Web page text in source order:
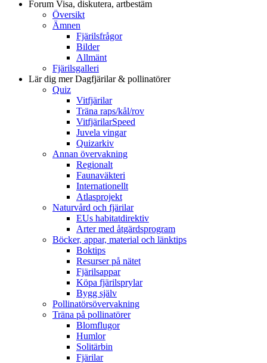
Forum Visa, diskutera, artbestäm
Översikt
Ämnen
Fjärilsfrågor
Bilder
Allmänt
Fjärilsgalleri
Lär dig merDagfjärilar & pollinatörer
Quiz
Vitfjärilar
Träna raps/kål/rov
VitfjärilarSpeed
Juvela vingar
Quizarkiv
Annan övervakning
Regionalt
Faunaväkteri
Internationellt
Atlasprojekt
Naturvård och fjärilar
EUs habitatdirektiv
Arter med åtgärdsprogram
Böcker, appar, material och länktips
Boktips
Resurser på nätet
Fjärilsappar
Köpa fjärilsprylar
Bygg själv
Pollinatörsövervakning
Träna på pollinatörer
Blomflugor
Humlor
Solitärbin
Fjärilar